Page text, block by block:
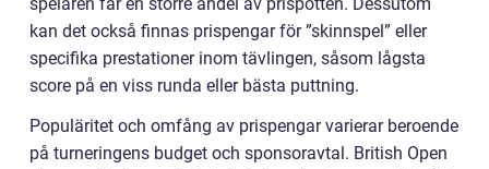
kan det också finnas prispengar för ”skinnspel” eller
specifika prestationer inom tävlingen, såsom lågsta
score på en viss runda eller bästa puttning.
Populäritet och omfång av prispengar varierar beroende
på turneringens budget och sponsoravtal. British Open